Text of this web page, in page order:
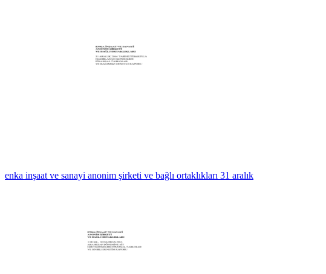
enka inşaat ve sanayi anonim şirketi ve bağlı ortaklıkları 31 aralık